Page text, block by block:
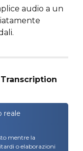
audio a un
reale
mentre la
o elaborazioni